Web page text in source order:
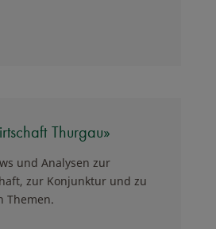
Thurgau»
und Analysen zur
zur Konjunktur und zu
Themen.